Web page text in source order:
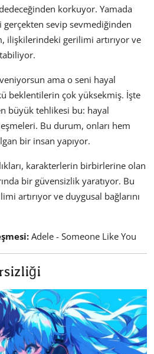
korkuyor. Yamada
gerçekten sevip sevmediğinden
ilişkilerindeki gerilimi artırıyor ve
ama o seni hayal
beklentilerin çok yüksekmiş. İşte
büyük tehlikesi bu: hayal
Bu durum, onları hem
bir insan yapıyor.
karakterlerin birbirlerine olan
bir güvensizlik yaratıyor. Bu
artırıyor ve duygusal bağlarını
Adele - Someone Like You